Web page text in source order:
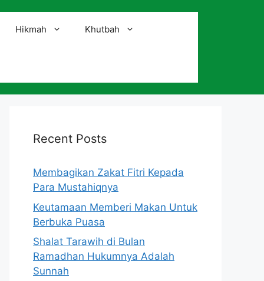
Hikmah Khutbah
Recent Posts
Membagikan Zakat Fitri Kepada
Para Mustahiqnya
Keutamaan Memberi Makan Untuk
Berbuka Puasa
Shalat Tarawih di Bulan
Ramadhan Hukumnya Adalah
Sunnah